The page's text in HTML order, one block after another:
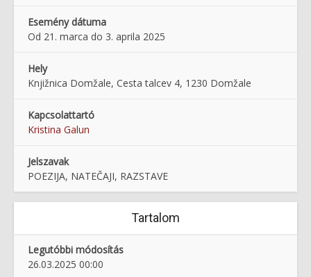
Esemény dátuma
Od 21. marca do 3. aprila 2025
Hely
Knjižnica Domžale, Cesta talcev 4, 1230 Domžale
Kapcsolattartó
Kristina Galun
Jelszavak
POEZIJA, NATEČAJI, RAZSTAVE
Tartalom
Legutóbbi módosítás
26.03.2025 00:00